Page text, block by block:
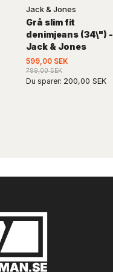
Jack & Jones
Grå slim fit
denimjeans (34\") -
Jack & Jones
599,00 SEK
799,00 SEK
Du sparer: 200,00 SEK